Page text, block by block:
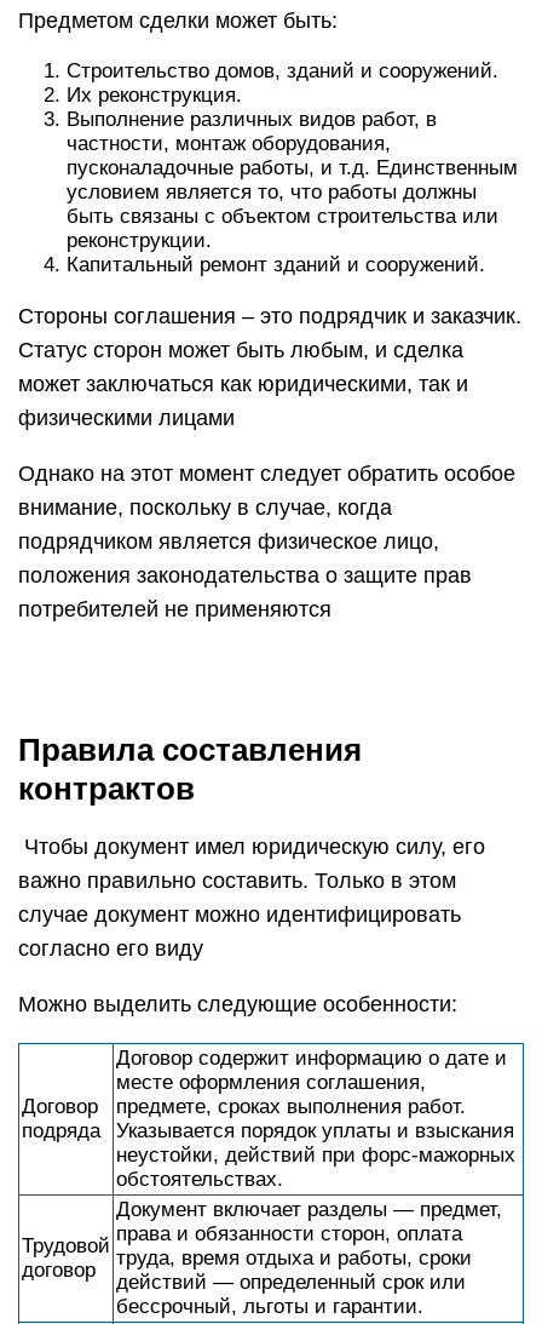
Предметом сделки может быть:
Строительство домов, зданий и сооружений.
Их реконструкция.
Выполнение различных видов работ, в
частности, монтаж оборудования,
пусконаладочные работы, и т.д. Единственным
условием является то, что работы должны
быть связаны с объектом строительства или
реконструкции.
Капитальный ремонт зданий и сооружений.
Стороны соглашения – это подрядчик и заказчик.
Статус сторон может быть любым, и сделка
может заключаться как юридическими, так и
физическими лицами
Однако на этот момент следует обратить особое
внимание, поскольку в случае, когда
подрядчиком является физическое лицо,
положения законодательства о защите прав
потребителей не применяются
Правила составления
контрактов
Чтобы документ имел юридическую силу, его
важно правильно составить. Только в этом
случае документ можно идентифицировать
согласно его виду
Можно выделить следующие особенности:
Договор
подряда
Договор содержит информацию о дате и
месте оформления соглашения,
предмете, сроках выполнения работ.
Указывается порядок уплаты и взыскания
неустойки, действий при форс-мажорных
обстоятельствах.
Трудовой
договор
Документ включает разделы — предмет,
права и обязанности сторон, оплата
труда, время отдыха и работы, сроки
действий — определенный срок или
бессрочный, льготы и гарантии.